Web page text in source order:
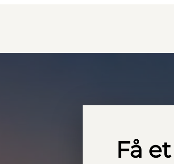
Få